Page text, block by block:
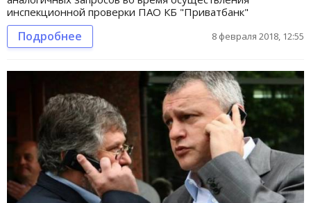
инспекционной проверки ПАО КБ "Приватбанк"
Подробнее 8 февраля 2018, 12:55